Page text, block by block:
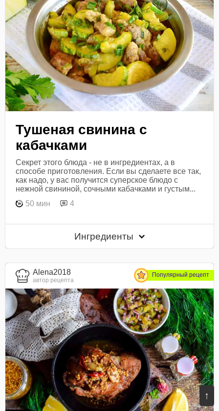
↑
Тушеная свинина с
кабачками
Секрет этого блюда - не в ингредиентах, а в
способе приготовления. Если вы сделаете все так,
как надо, у вас получится суперское блюдо с
нежной свининой, сочными кабачками и густым...
50 мин
4
Ингредиенты
Alena2018
автор рецепта
Популярный рецепт